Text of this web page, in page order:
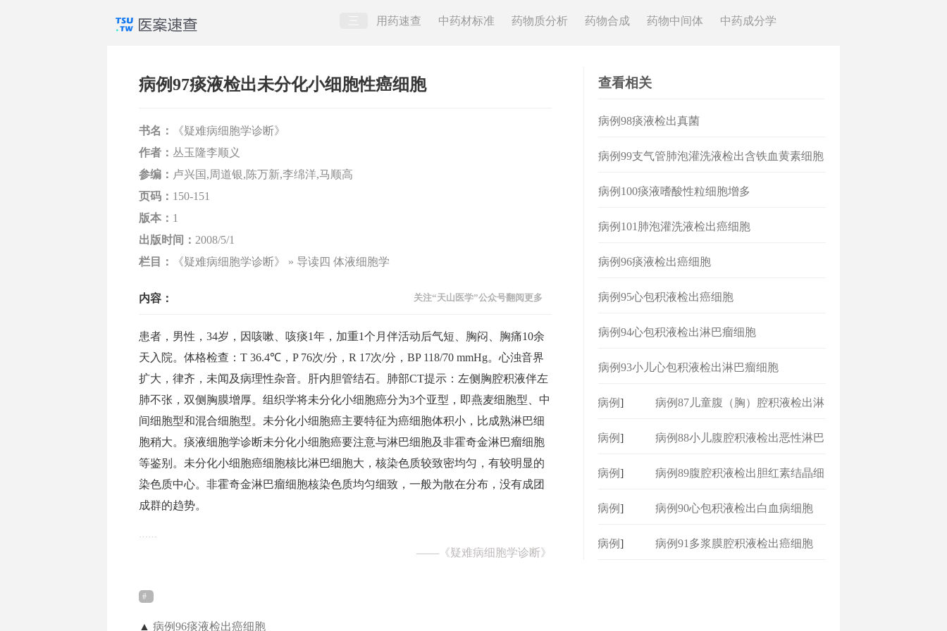
用药速查 中药材标准 药物质分析 药物合成 药物中间体 中药成分学
病例97痰液检出未分化小细胞性癌细胞
书名：
《疑难病细胞学诊断》
作者： 丛玉隆李顺义
参编： 卢兴国,周道银,陈万新,李绵洋,马顺高
页码： 150-151
版本： 1
出版时间： 2008/5/1
栏目：
《疑难病细胞学诊断》 » 导读四 体液细胞学
内容： 关注“天山医学”公众号翻阅更多
患者，男性，34岁，因咳嗽、咳痰1年，加重1个月伴活动后气短、胸闷、胸痛10余
天入院。体格检查：T 36.4℃，P 76次/分，R 17次/分，BP 118/70 mmHg。心浊音界
扩大，律齐，未闻及病理性杂音。肝内胆管结石。肺部CT提示：左侧胸腔积液伴左
肺不张，双侧胸膜增厚。组织学将未分化小细胞癌分为3个亚型，即燕麦细胞型、中
间细胞型和混合细胞型。未分化小细胞癌主要特征为癌细胞体积小，比成熟淋巴细
胞稍大。痰液细胞学诊断未分化小细胞癌要注意与淋巴细胞及非霍奇金淋巴瘤细胞
等鉴别。未分化小细胞癌细胞核比淋巴细胞大，核染色质较致密均匀，有较明显的
染色质中心。非霍奇金淋巴瘤细胞核染色质均匀细致，一般为散在分布，没有成团
成群的趋势。
—— 《疑难病细胞学诊断》
▲ 病例96痰液检出癌细胞
查看相关
病例98痰液检出真菌
病例99支气管肺泡灌洗液检出含铁血黄素细胞
病例100痰液嗜酸性粒细胞增多
病例101肺泡灌洗液检出癌细胞
病例96痰液检出癌细胞
病例95心包积液检出癌细胞
病例94心包积液检出淋巴瘤细胞
病例93小儿心包积液检出淋巴瘤细胞
病例]
病例87儿童腹（胸）腔积液检出淋
病例]
病例88小儿腹腔积液检出恶性淋巴
病例]
病例89腹腔积液检出胆红素结晶细
病例] 病例90心包积液检出白血病细胞
病例] 病例91多浆膜腔积液检出癌细胞